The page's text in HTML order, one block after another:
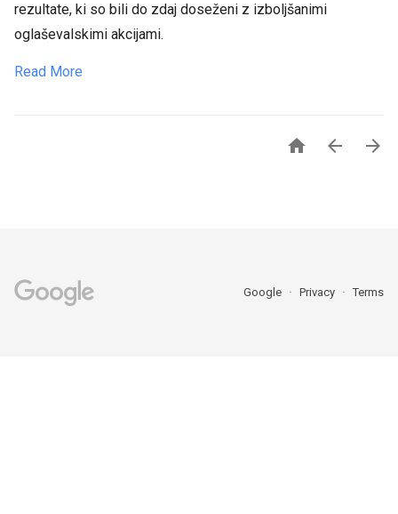
rezultate, ki so bili do zdaj doseženi z izboljšanimi
oglaševalskimi akcijami.
Read More
  
Google Privacy Terms